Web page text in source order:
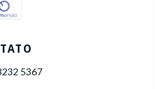
5367